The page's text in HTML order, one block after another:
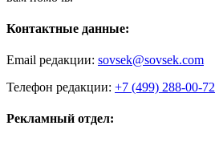
Контактные данные:
Email редакции: sovsek@sovsek.com
Телефон редакции: +7 (499) 288-00-72
Рекламный отдел: